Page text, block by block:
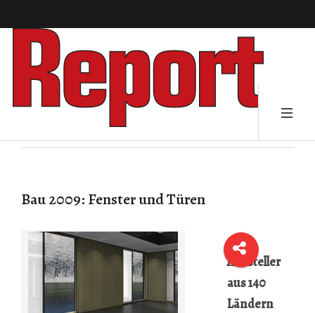
Bau 2009: Fenster und Türen
2000
Aussteller
aus 140
Ländern